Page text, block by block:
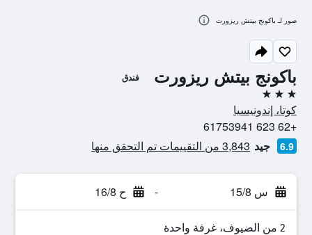
باكونج بيتش ريزورت فندق
3 نجوم
كوتا، إندونيسيا
+62 623 61753941
6.9 جيد 3,843 من التقييمات تم التحقق منها
س 15/8 - ح 16/8
2 من الضيوف، غرفة واحدة
صور لـ باكونج بيتش ريزورت